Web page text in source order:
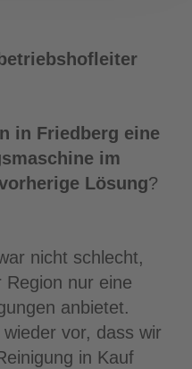
in Friedberg eine
im
Lösung?
nicht schlecht,
Region nur eine
anbietet.
vor, dass wir
in Kauf